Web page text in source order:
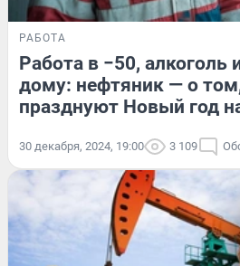
РАБОТА
Работа в −50, алкоголь
дому: нефтяник — о
празднуют Новый год
30 декабря, 2024, 19:00 3 109